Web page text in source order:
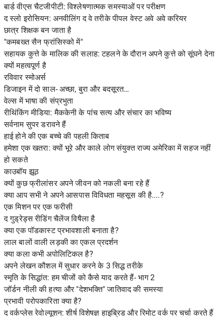
बार्ड वीएस चैटजीपीटी: विश्लेषणात्मक समस्याओं पर परीक्षण
द स्लो इरोसियन: अनवीलिंग द वे तरीके पीपल वेस्ट अवे अवे करियर
छात्र शिक्षक बन जाता है
"कमबख्त सैन फ्रांसिस्को में"
सहायक कुत्ते के मालिक की सलाह: टहलने के दौरान अपने कुत्ते को सूंघने देना
क्यों महत्वपूर्ण है
रविवार स्मोअर्स
डिजाइन में दो साल- अच्छा, बुरा और बदसूरत…
वेल्स में भाषा की संप्रभुता
रीथिंकिंग मीडिया: मैककेनी के पांच सत्य और संचार का भविष्य
सर्वनाम सुपर डरावने हैं
हाई होने की एक बच्चे की पहली किताब
हमेशा एक खतरा: क्यों भूरे और काले लोग संयुक्त राज्य अमेरिका में सहज नहीं
हो सकते
काउबॉय झूठ
क्यों कुछ फ्रीलांसर अपने जीवन को नकली बना रहे हैं
क्या आप सभी ने अपने आसपास विविधता महसूस की है....?
एक मिशन पर एक फरीसी
द गुड्रेड्स रीडिंग चैलेंज विषैला है
क्या एक पॉडकास्ट प्रभावशाली बनाता है?
लाल बालों वाली लड़की का एकल प्रदर्शन
क्या कला कभी अपोलिटिकल है?
अपने लेखन कौशल में सुधार करने के 3 सिद्ध तरीके
स्मृति के सिद्धांत: हम चीजों को कैसे याद करते हैं- भाग 2
जॉर्डन नीली की हत्या और "देशभक्ति" जातिवाद की समस्या
प्रभावी परोपकारिता क्या है?
द वर्कप्लेस रेवोल्यूशन: शीर्ष विशेषज्ञ हाइब्रिड और रिमोट वर्क पर चर्चा करते हैं